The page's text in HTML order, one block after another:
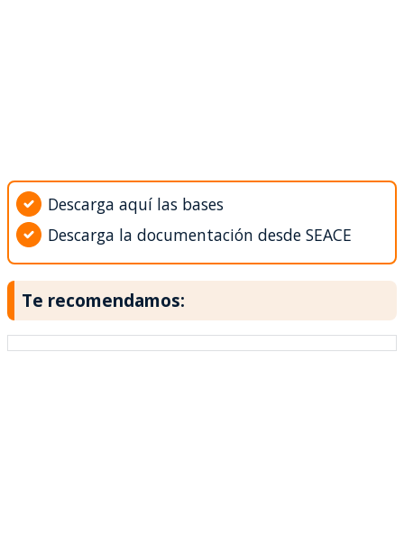
Descarga aquí las bases
Descarga la documentación desde SEACE
Te recomendamos: